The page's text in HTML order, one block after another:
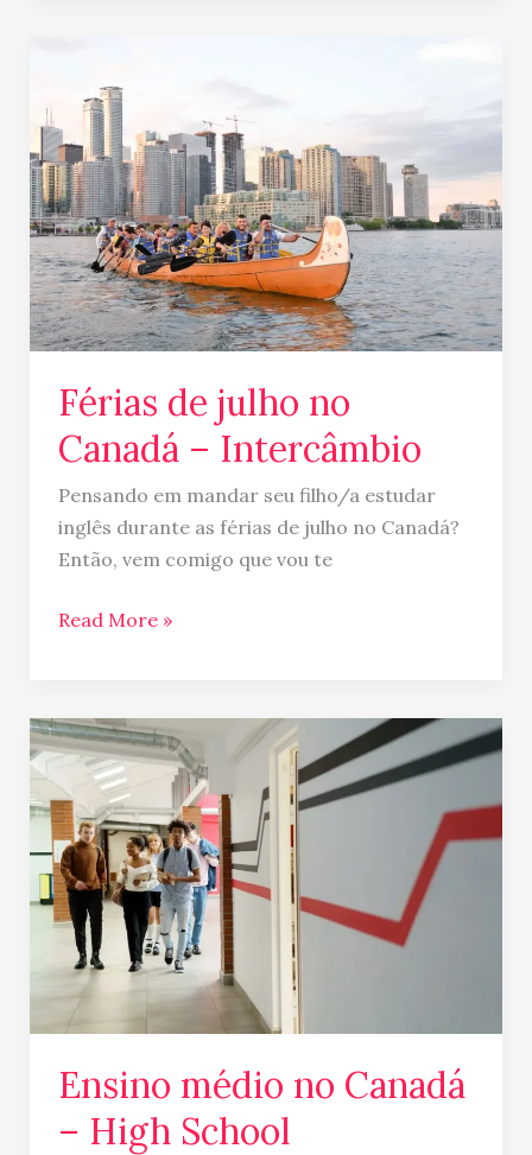
Férias de julho no
Canadá – Intercâmbio
Pensando em mandar seu filho/a estudar
inglês durante as férias de julho no Canadá?
Então, vem comigo que vou te
julho
no
Canadá
–
Intercâmbio
Read More »
Ensino médio no Canadá
– High School
Ensino
médio
no
Canadá
–
High
School